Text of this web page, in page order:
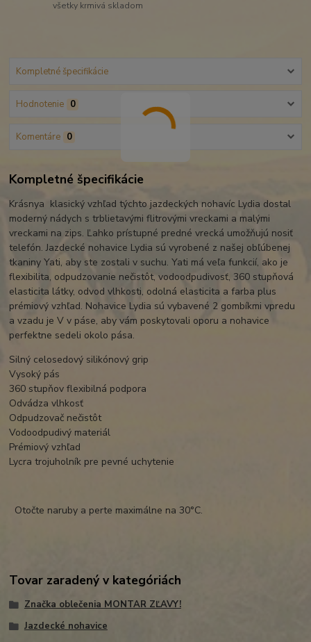
všetky krmivá skladom
Kompletné špecifikácie
Hodnotenie 0
Komentáre 0
Kompletné špecifikácie
Krásnya klasický vzhľad týchto jazdeckých nohavíc Lydia dostal
moderný nádych s trblietavými flitrovými vreckami a malými
vreckami na zips. Ľahko prístupné predné vrecká umožňujú nosiť
telefón. Jazdecké nohavice Lydia sú vyrobené z našej obľúbenej
tkaniny Yati, aby ste zostali v suchu. Yati má veľa funkcií, ako je
flexibilita, odpudzovanie nečistôt, vodoodpudivosť, 360 stupňová
elasticita látky, odvod vlhkosti, odolná elasticita a farba plus
prémiový vzhľad. Nohavice Lydia sú vybavené 2 gombíkmi vpredu
a vzadu je V v páse, aby vám poskytovali oporu a nohavice
perfektne sedeli okolo pása.
Silný celosedový silikónový grip
Vysoký pás
360 stupňov flexibilná podpora
Odvádza vlhkosť
Odpudzovač nečistôt
Vodoodpudivý materiál
Prémiový vzhľad
Lycra trojuholník pre pevné uchytenie
Otočte naruby a perte maximálne na 30°C.
Tovar zaradený v kategóriách
Značka oblečenia MONTAR ZĽAVY!
Jazdecké nohavice